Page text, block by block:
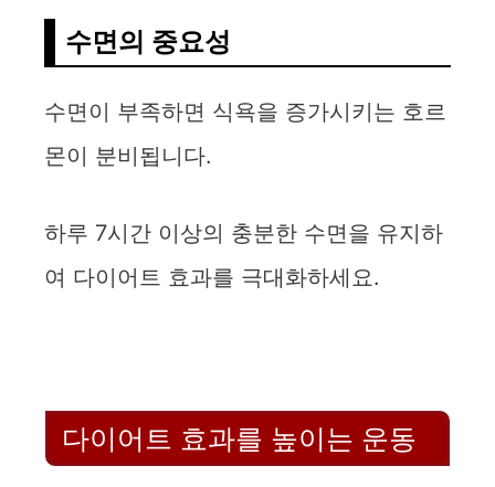
수면의 중요성
수면이 부족하면 식욕을 증가시키는 호르
몬이 분비됩니다.
하루 7시간 이상의 충분한 수면을 유지하
여 다이어트 효과를 극대화하세요.
다이어트 효과를 높이는 운동